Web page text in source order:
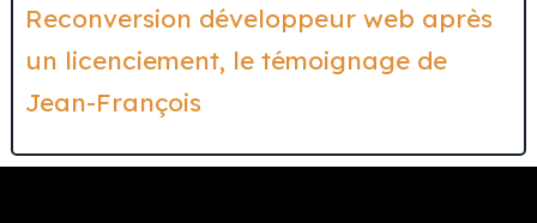
Reconversion développeur web après
un licenciement, le témoignage de
Jean-François